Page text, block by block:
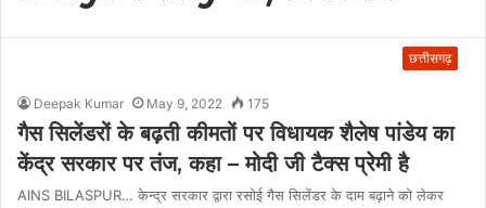
छत्तीसगढ़
Deepak Kumar May 9, 2022 175
गैस सिलेंडरों के बढ़ती कीमतों पर विधायक शैलेष पांडेय का
केंद्र सरकार पर तंज, कहा – मोदी जी टैक्स प्रेमी है
AINS BILASPUR… केन्द्र सरकार द्वारा रसोई गैस सिलेंडर के दाम बढ़ाने को लेकर